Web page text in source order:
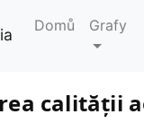
Domů Grafy
calității